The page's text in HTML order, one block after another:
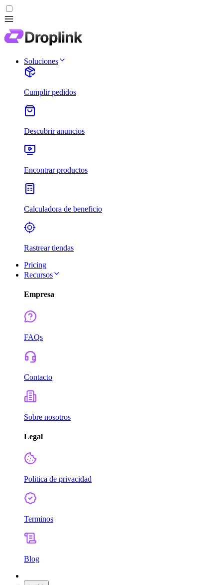
Soluciones
Cumplir pedidos
Descubrir anuncios
Encontrar productos
Calculadora de beneficio
Rastrear tiendas
Pricing
Recursos
Empresa
FAQs
Contacto
Sobre nosotros
Legal
Politica de privacidad
Terminos
Blog